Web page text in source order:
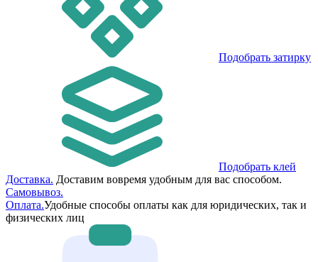
Подобрать затирку
Подобрать клей
Доставка. Доставим вовремя удобным для вас способом.
Самовывоз.
Оплата.Удобные способы оплаты как для юридических, так и
физических лиц